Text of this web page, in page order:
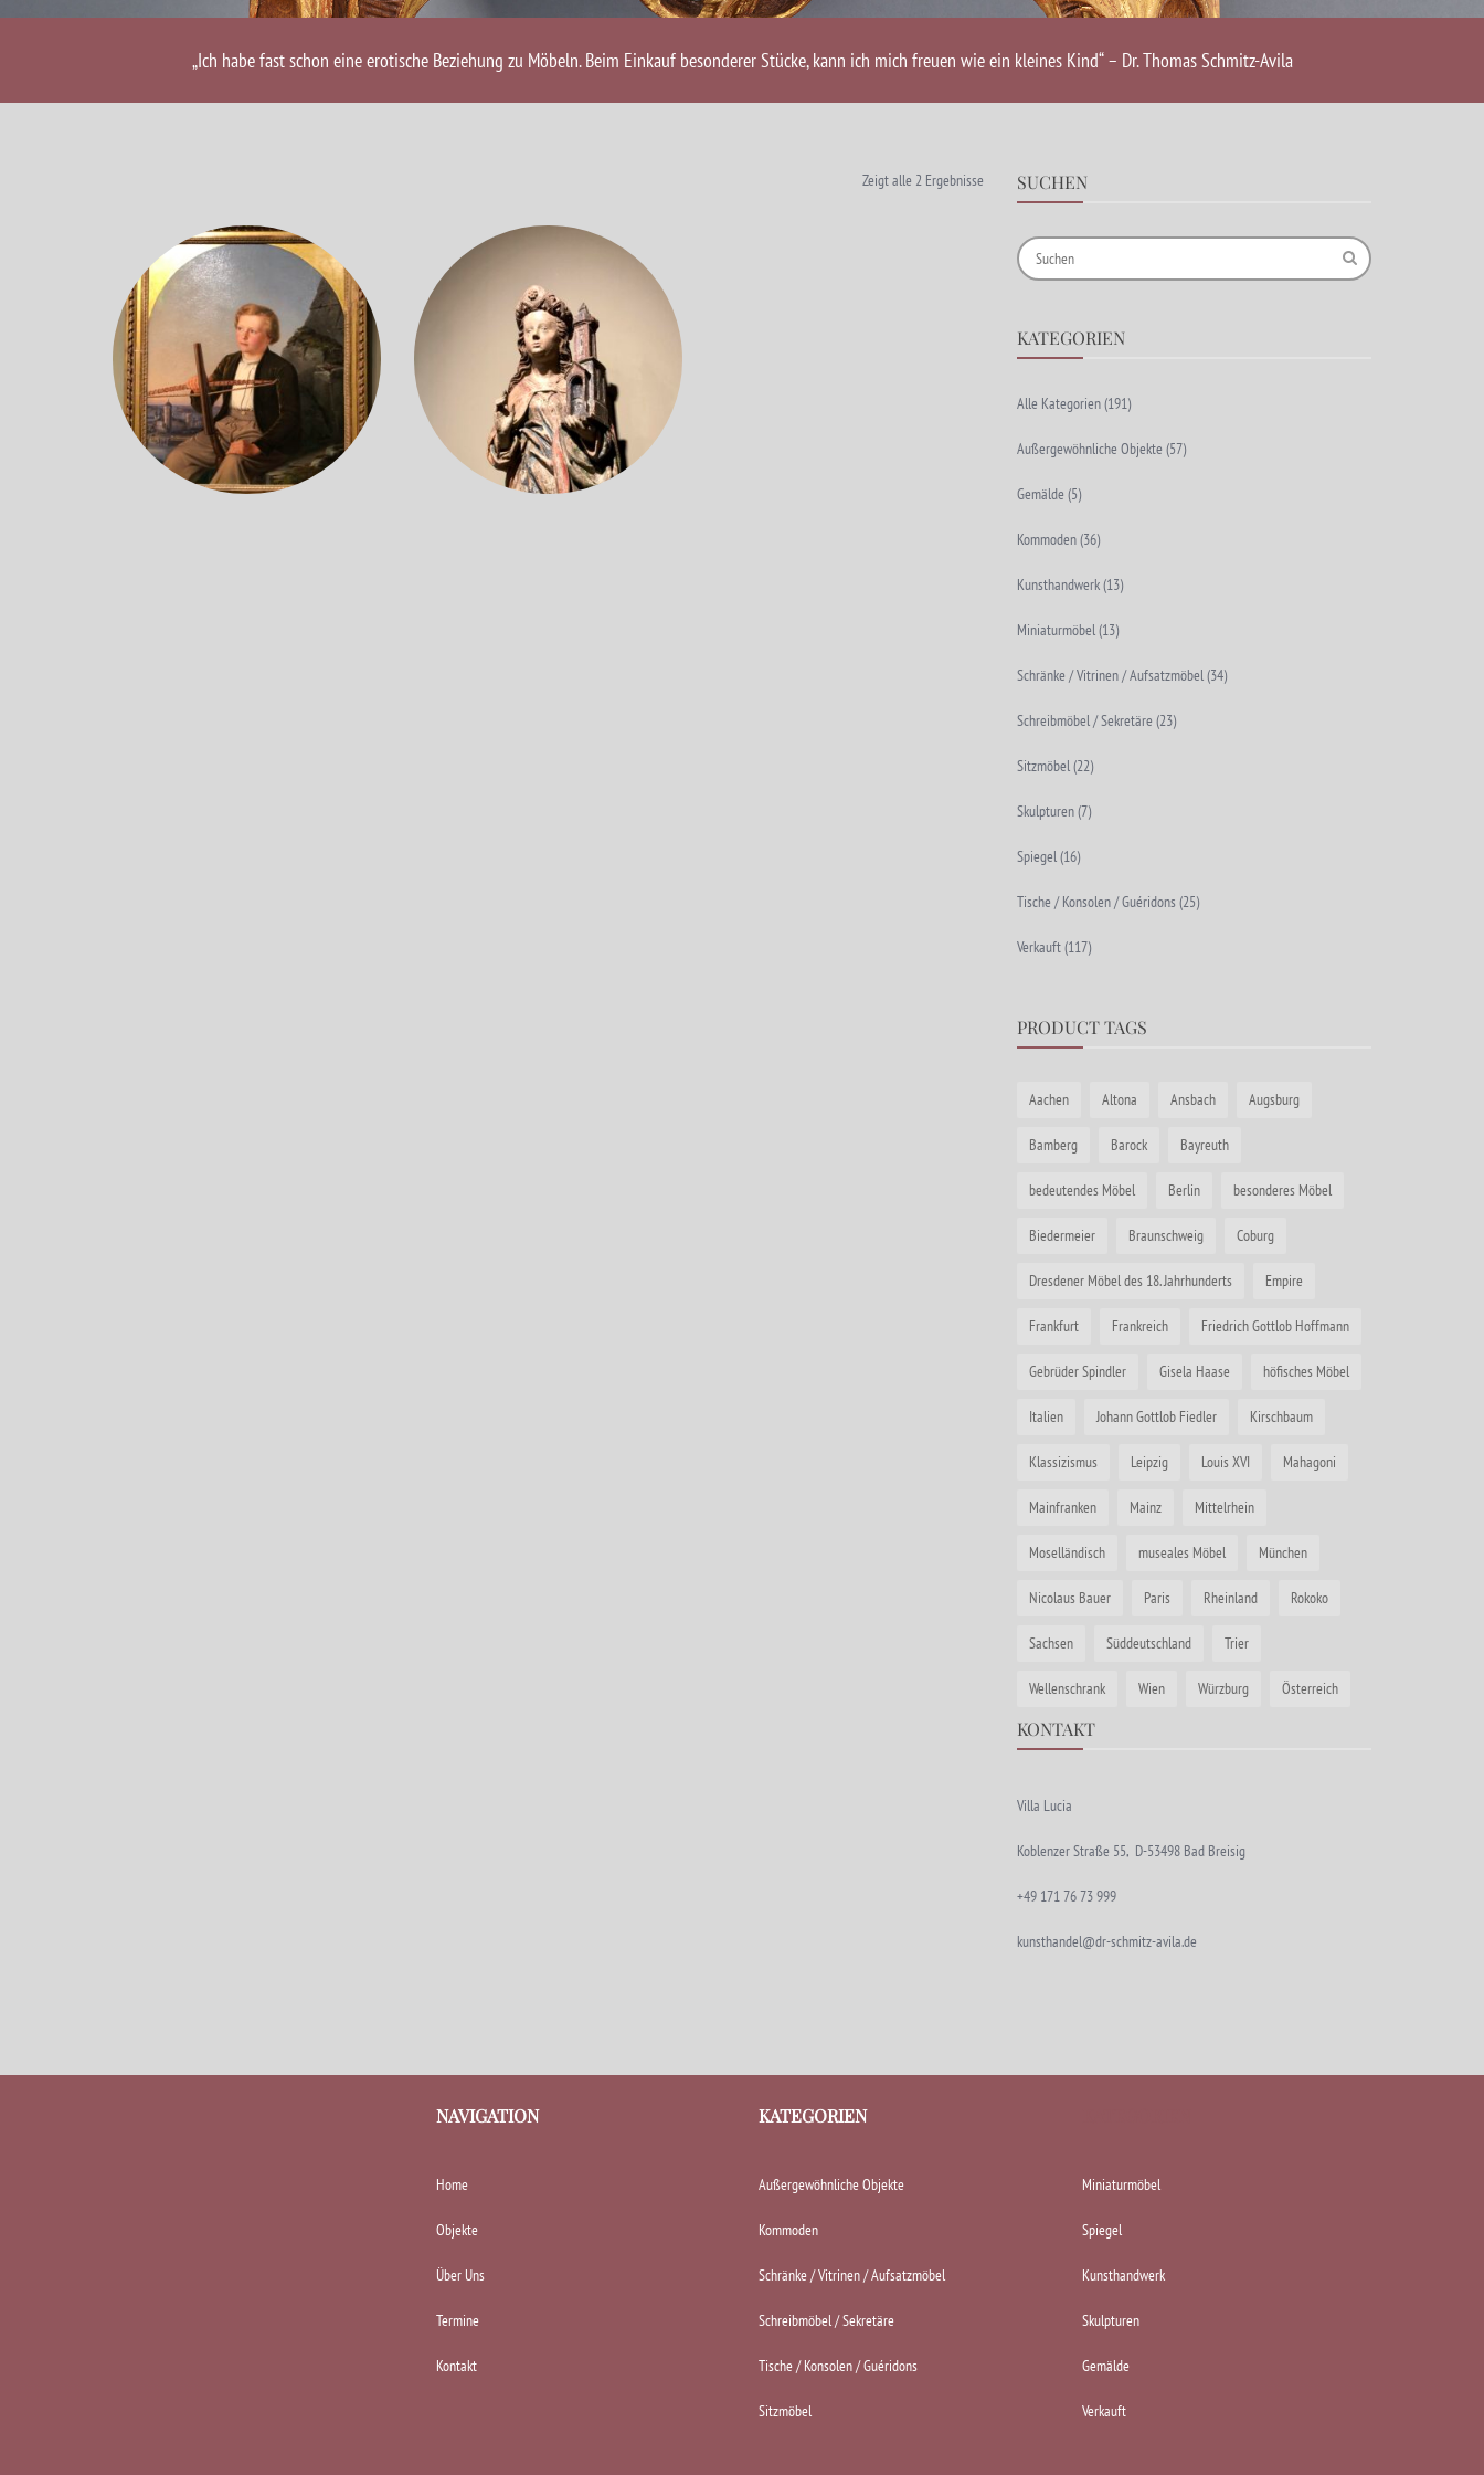
„Ich habe fast schon eine erotische Beziehung zu Möbeln. Beim Einkauf besonderer Stücke, kann ich mich freuen wie ein kleines Kind“ – Dr. Thomas Schmitz-Avila
Zeigt alle 2 Ergebnisse SUCHEN
KATEGORIEN
Alle Kategorien(191)
Außergewöhnliche Objekte (57)
Gemälde (5)
Kommoden(36)
Kunsthandwerk(13)
Miniaturmöbel(13)
Schränke / Vitrinen / Aufsatzmöbel(34)
Schreibmöbel / Sekretäre (23)
Sitzmöbel(22)
Skulpturen(7)
Spiegel(16)
Tische / Konsolen / Guéridons(25)
Verkauft(117)
PRODUCT TAGS
Aachen Altona Ansbach Augsburg
Bamberg Barock Bayreuth
bedeutendes Möbel Berlin besonderes Möbel
Biedermeier Braunschweig Coburg
Dresdener Möbel des 18. Jahrhunderts Empire
Frankfurt Frankreich Friedrich Gottlob Hoffmann
Gebrüder Spindler Gisela Haase höfisches Möbel
Italien Johann Gottlob Fiedler Kirschbaum
Klassizismus Leipzig Louis XVI Mahagoni
Mainfranken Mainz Mittelrhein
Moselländisch museales Möbel München
Nicolaus Bauer Paris Rheinland Rokoko
Sachsen Süddeutschland Trier
Wellenschrank Wien Würzburg Österreich
KONTAKT
Villa Lucia
Koblenzer Straße 55, D-53498 Bad Breisig
+49 171 76 73 999
kunsthandel@dr-schmitz-avila.de
NAVIGATION
Home
Objekte
Über Uns
Termine
Kontakt
KATEGORIEN
Außergewöhnliche Objekte
Kommoden
Schränke / Vitrinen / Aufsatzmöbel
Schreibmöbel / Sekretäre
Tische / Konsolen / Guéridons
Sitzmöbel
Miniaturmöbel
Spiegel
Kunsthandwerk
Skulpturen
Gemälde
Verkauft